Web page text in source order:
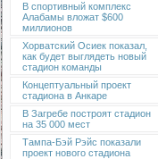
В спортивный комплекс
Алабамы вложат $600
миллионов
Хорватский Осиек показал,
как будет выглядеть новый
стадион команды
Концептуальный проект
стадиона в Анкаре
В Загребе построят стадион
на 35 000 мест
Тампа-Бэй Рэйс показали
проект нового стадиона